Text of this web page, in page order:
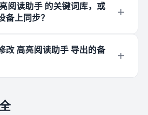
不同的阅读场景（如“技术文档”、
语学习”）创建自定义分组。每次
组，高亮阅读助手 就会自动切换
亮配置，让您的阅读界面更加专
阅读助手 的关键词库，或
备上同步？
击“导出”，即可将所有关键词、颜
息保存为一个纯文本文件。在另一
导入”并选择该文件，即可完成 高亮
改 高亮阅读助手 导出的备
的格式注释 and 指引。即使没有